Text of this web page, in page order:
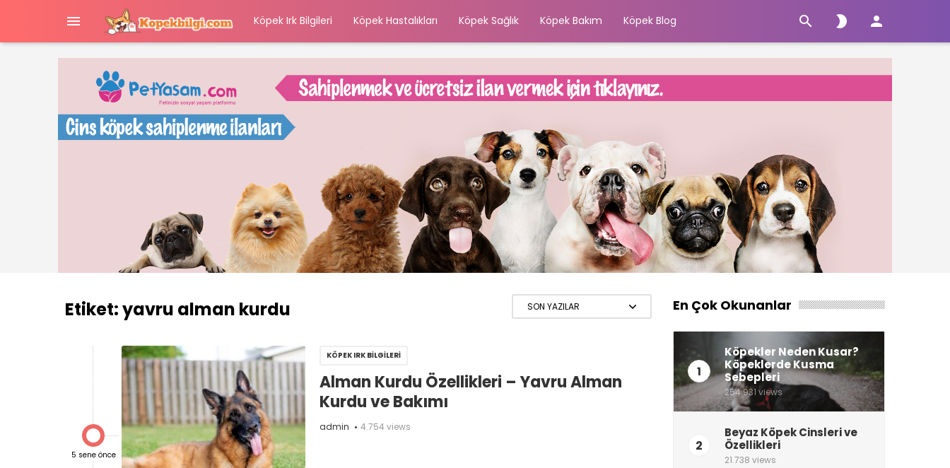
 Köpek Irk Bilgileri Köpek Hastalıkları Köpek Sağlık Köpek Bakım Köpek Blog   
Etiket:yavru alman kurdu

5 sene önce
KÖPEK IRK BILGILERI
Alman Kurdu Özellikleri – Yavru Alman
Kurdu ve Bakımı
admin 4.754 views
En Çok Okunanlar
1
Köpekler Neden Kusar?
Köpeklerde Kusma
Sebepleri
254.931 views
2
Beyaz Köpek Cinsleri ve
Özellikleri
21.738 views